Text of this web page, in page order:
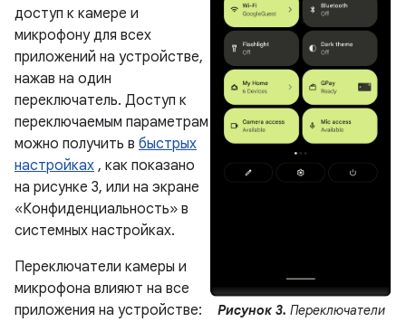
Рисунок 3. Переключатели
доступ к камере и
микрофону для всех
приложений на устройстве,
нажав на один
переключатель. Доступ к
переключаемым параметрам
можно получить в быстрых
настройках , как показано
на рисунке 3, или на экране
«Конфиденциальность» в
системных настройках.
Переключатели камеры и
микрофона влияют на все
приложения на устройстве: